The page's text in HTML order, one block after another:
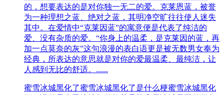
的，想要表达的是对你独一无二的爱。克莱恩蓝，被誉
为一种理想之蓝、绝对之蓝，其明净空旷往往使人迷失
其中。在爱情中“克莱因蓝”的寓意便是代表了纯洁的
爱、没有杂质的爱。“你身上的温柔，是克莱因的蓝，再
加一点莫奈的灰”这句浪漫的表白语更是被无数男女奉为
经典，所表达的意思就是对你的爱最温柔、最纯洁，让
人感到无比的舒适。......
蜜雪冰城黑化了蜜雪冰城黑化了是什么梗蜜雪冰城黑化